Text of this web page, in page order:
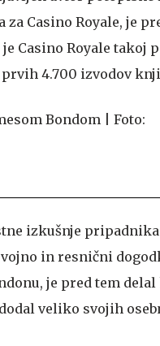
Casino Royale, je
Casino Royale takoj
4.700 izvodov
izkušnje
vojno in resnični
je pred tem
veliko svojih